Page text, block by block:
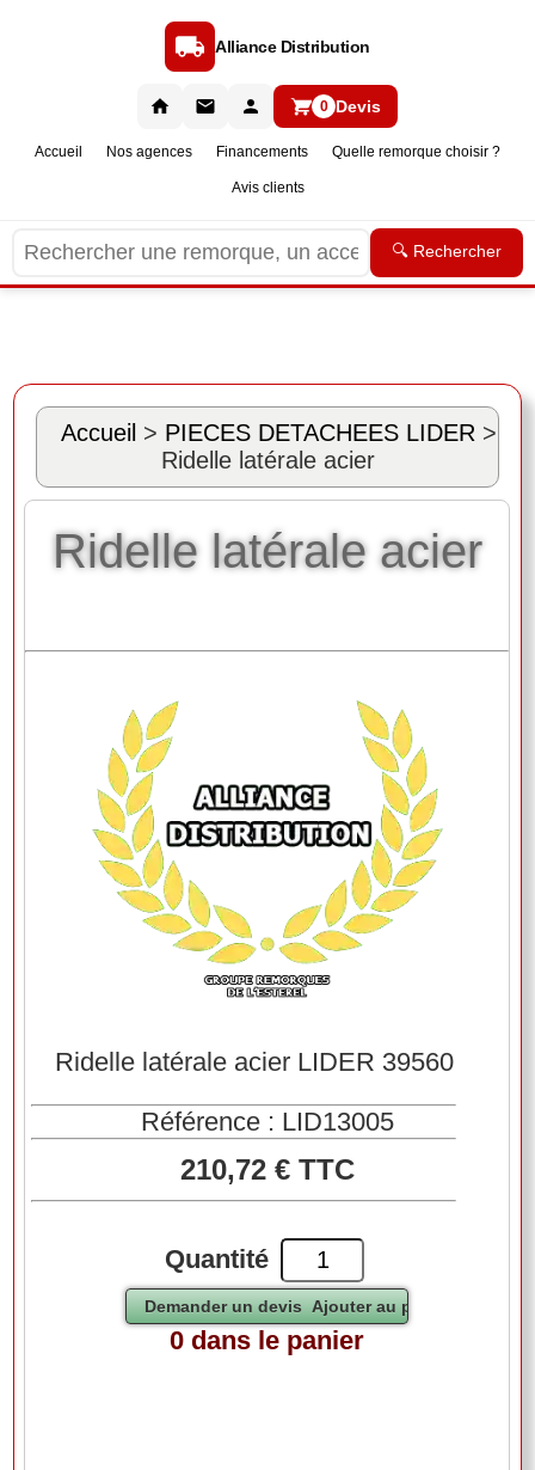
Alliance Distribution
Accueil Nos agences Financements Quelle remorque choisir ?
Avis clients
0 Devis
🔍 Rechercher
Accueil > PIECES DETACHEES LIDER >
Ridelle latérale acier
Ridelle latérale acier
Ridelle latérale acier LIDER 39560
Référence : LID13005
210,72 € TTC
Quantité
0 dans le panier